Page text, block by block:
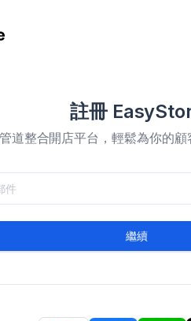
註冊
道整合開店平台，輕鬆為你的
繼續